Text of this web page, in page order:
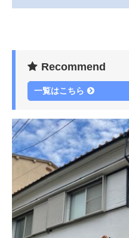
Recommend
一覧はこちら